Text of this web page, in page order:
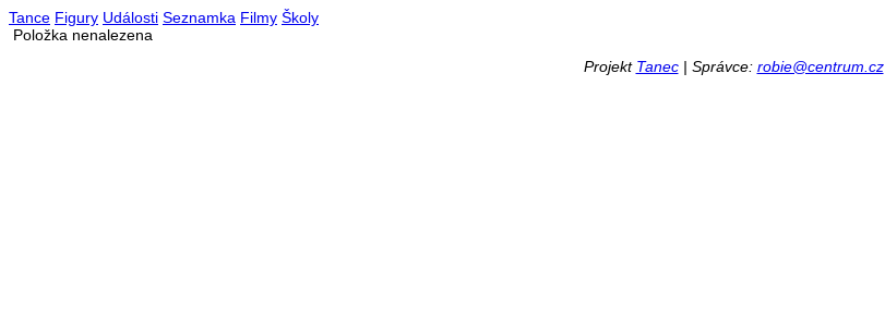
Tance Figury Události Seznamka Filmy Školy
Položka nenalezena
Projekt Tanec| Správce: robie@centrum.cz